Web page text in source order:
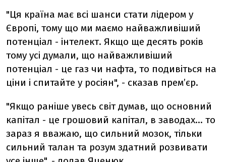
"Ця країна має всі шанси стати лідером у
Європі, тому що ми маємо найважливіший
потенціал - інтелект. Якщо ще десять років
тому усі думали, що найважливіший
потенціал - це газ чи нафта, то подивіться на
ціни і спитайте у росіян", - сказав прем’єр.
"Якщо раніше увесь світ думав, що основний
капітал - це грошовий капітал, в заводах... то
зараз я вважаю, що сильний мозок, тільки
сильний талан та розум здатний розвивати